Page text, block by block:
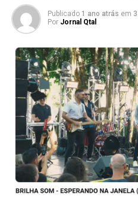
Paraíso. Quer mais? Eine
o jeito simples de ser e de
Publicado 1 ano atrás em
Por Jornal Qtal